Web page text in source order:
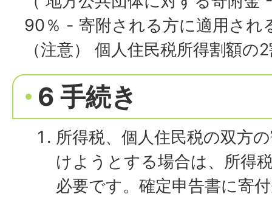
90％ - 寄附される方に適用され
（注意） 個人住民税所得割額の
6 手続き
所得税、個人住民税の双方
けようとする場合は、所得
必要です。確定申告書に寄